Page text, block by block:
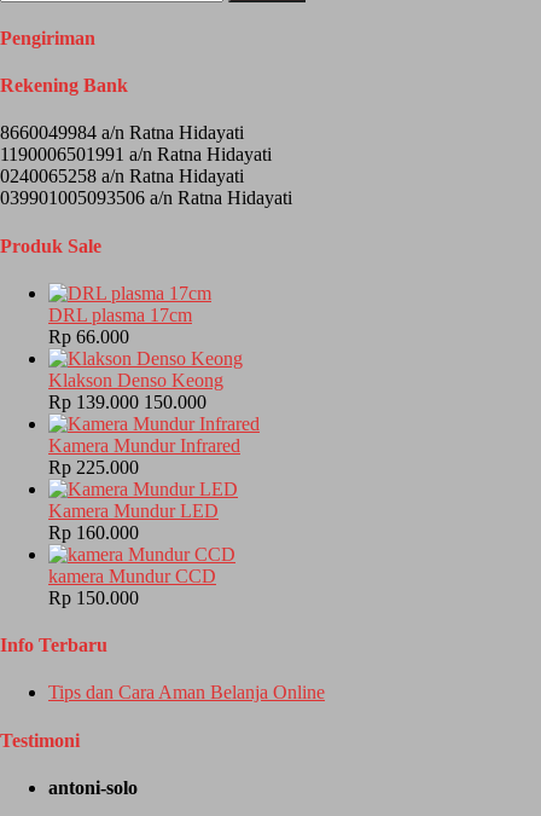
Pengiriman
Rekening Bank
8660049984 a/n Ratna Hidayati
1190006501991 a/n Ratna Hidayati
0240065258 a/n Ratna Hidayati
039901005093506 a/n Ratna Hidayati
Produk Sale
DRL plasma 17cm
Rp 66.000
Klakson Denso Keong
Rp 139.000 150.000
Kamera Mundur Infrared
Rp 225.000
Kamera Mundur LED
Rp 160.000
kamera Mundur CCD
Rp 150.000
Info Terbaru
Tips dan Cara Aman Belanja Online
Testimoni
antoni-solo